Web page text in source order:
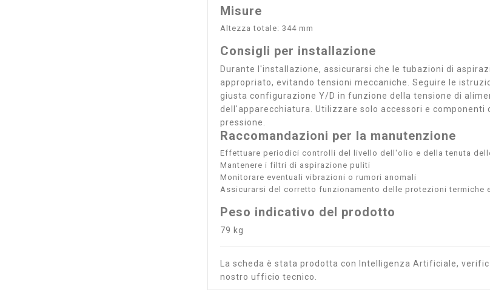
Misure
Altezza totale: 344 mm
Consigli per installazione
Durante l'installazione, assicurarsi che le tubazioni di
appropriato, evitando tensioni meccaniche. Seguire le
giusta configurazione Y/D in funzione della tensione di
dell'apparecchiatura. Utilizzare solo accessori e
pressione.
Raccomandazioni per la manutenzione
Effettuare periodici controlli del livello dell'olio e della tenuta
Mantenere i filtri di aspirazione puliti
Monitorare eventuali vibrazioni o rumori anomali
Assicurarsi del corretto funzionamento delle protezioni termiche
Peso indicativo del prodotto
79 kg
La scheda è stata prodotta con Intelligenza Artificiale,
nostro ufficio tecnico.